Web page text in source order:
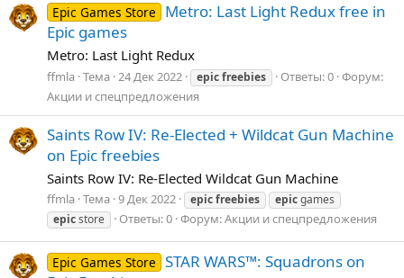
Epic Games Store
Metro: Last Light Redux free in
Epic games
Metro: Last Light Redux
ffmla Тема 24 Дек 2022 epicfreebies Ответы: 0 Форум:
Акции и спецпредложения
Saints Row IV: Re-Elected + Wildcat Gun Machine
on Epic freebies
Saints Row IV: Re-Elected Wildcat Gun Machine
ffmla Тема 9 Дек 2022 epicfreebies epicgames
epicstore Ответы: 0 Форум:Акции и спецпредложения
Epic Games Store STAR WARS™: Squadrons on